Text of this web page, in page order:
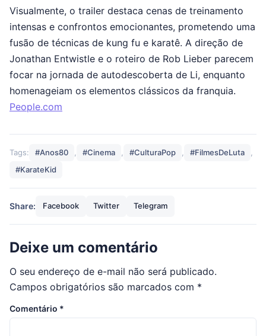
Visualmente, o trailer destaca cenas de treinamento
intensas e confrontos emocionantes, prometendo uma
fusão de técnicas de kung fu e karatê. A direção de
Jonathan Entwistle e o roteiro de Rob Lieber parecem
focar na jornada de autodescoberta de Li, enquanto
homenageiam os elementos clássicos da franquia.
People.com
Tags: #Anos80 #Cinema #CulturaPop #FilmesDeLuta
#KarateKid
Share: Facebook Twitter Telegram
Deixe um comentário
O seu endereço de e-mail não será publicado.
Campos obrigatórios são marcados com *
Comentário *